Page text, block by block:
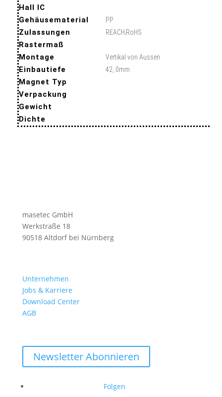
Hall IC
Gehäusematerial
PP
Zulassungen REACH;RoHS
Rastermaß
Montage
Vertikal von Aussen
Einbautiefe 42, 0mm
Magnet Typ
Verpackung
Gewicht
Dichte
masetec GmbH
Werkstraße 18
90518 Altdorf bei Nürnberg
Unternehmen
Jobs & Karriere
Download Center
AGB
Newsletter Abonnieren
Folgen